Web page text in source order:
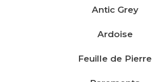
Antic Grey
Ardoise
Feuille de Pierre